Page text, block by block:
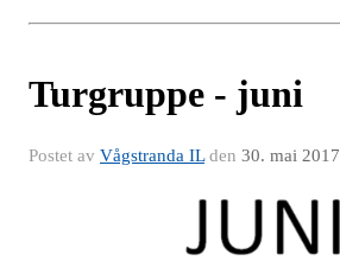
Turgruppe - juni
Postet av Vågstranda ILden 30. mai 2017